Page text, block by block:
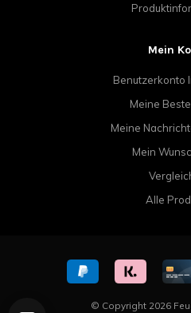
Mein
Benutzerkonto
Meine
Meine
Mein
Alle
© Copyright 2026